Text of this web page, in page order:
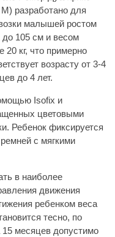
разработано для
малышей ростом
до 105 см и весом
20 кг, что примерно
возрасту от 3-4
до 4 лет.
Isofix и
цветовыми
Ребенок фиксируется
с мягкими
в наиболее
движения
ребенком веса
тесно, по
15 месяцев допустимо